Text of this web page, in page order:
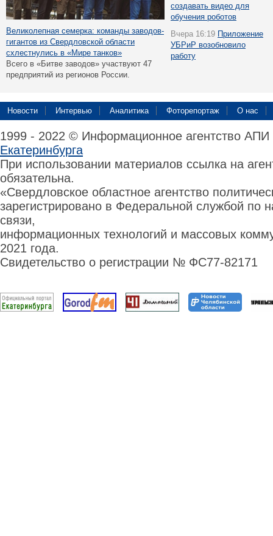
Великолепная семерка: команды заводов-
гигантов из Свердловской области
схлестнулись в «Мире танков»
Всего в «Битве заводов» участвуют 47
предприятий из регионов России.
создавать видео для
обучения роботов
Вчера 16:19 Приложение
УБРиР возобновило
работу
Новости Интервью Аналитика Фоторепортаж О нас
1999 - 2022 © Информационное агентство
Екатеринбурга
При использовании материалов ссылка на
обязательна.
«Свердловское областное агентство
зарегистрировано в Федеральной службой по
связи,
информационных технологий и массовых
2021 года.
Свидетельство о регистрации № ФС77-82171